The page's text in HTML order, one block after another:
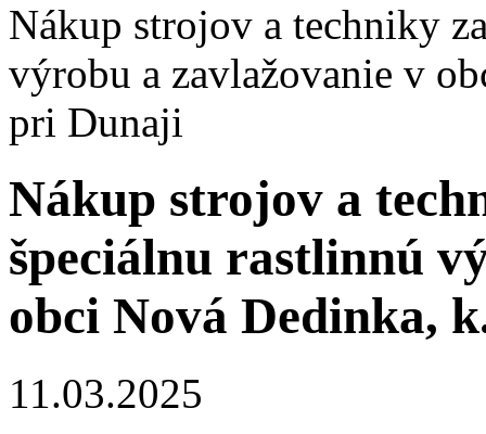
Nákup strojov a techniky
výrobu a zavlažovanie v
pri Dunaji
Nákup strojov a
špeciálnu rastlinnú
obci Nová Dedinka,
11.03.2025